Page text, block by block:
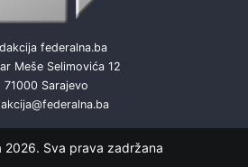
federalna.ba
Meše Selimovića 12
71000 Sarajevo
2026. Sva prava zadržana